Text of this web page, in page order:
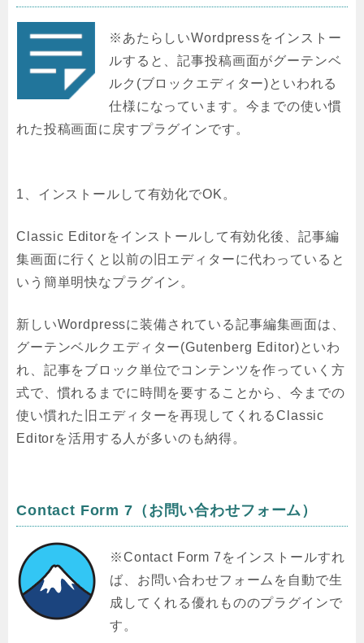
※あたらしいWordpressをインストー
ルすると、記事投稿画面がグーテンベ
ルク(ブロックエディター)といわれる
仕様になっています。今までの使い慣
れた投稿画面に戻すプラグインです。
1、インストールして有効化でOK。
Classic Editorをインストールして有効化後、記事編
集画面に行くと以前の旧エディターに代わっていると
いう簡単明快なプラグイン。
新しいWordpressに装備されている記事編集画面は、
グーテンベルクエディター(Gutenberg Editor)といわ
れ、記事をブロック単位でコンテンツを作っていく方
式で、慣れるまでに時間を要することから、今までの
使い慣れた旧エディターを再現してくれるClassic
Editorを活用する人が多いのも納得。
Contact Form 7（お問い合わせフォーム）
※Contact Form 7をインストールすれ
ば、お問い合わせフォームを自動で生
成してくれる優れもののプラグインで
す。